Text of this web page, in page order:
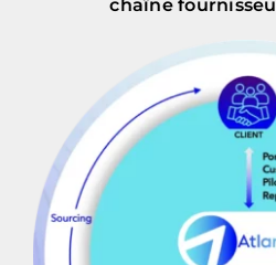
chaîne